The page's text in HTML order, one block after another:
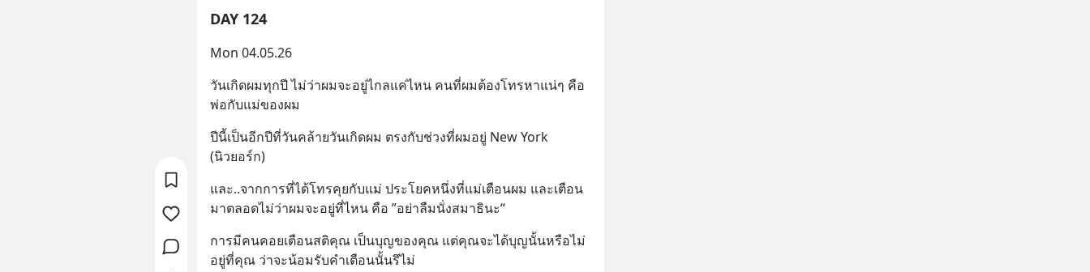
DAY 124
Mon 04.05.26
วันเกิดผมทุกปี ไม่ว่าผมจะอยู่ไกลแค่ไหน คนที่ผมต้องโทรหาแน่ๆ คือ
พ่อกับแม่ของผม
ปีนี้เป็นอีกปีที่วันคล้ายวันเกิดผม ตรงกับช่วงที่ผมอยู่ New York
(นิวยอร์ก)
และ..จากการที่ได้โทรคุยกับแม่ ประโยคหนึ่งที่แม่เตือนผม และเตือน
มาตลอดไม่ว่าผมจะอยู่ที่ไหน คือ ”อย่าลืมนั่งสมาธินะ“
การมีคนคอยเตือนสติคุณ เป็นบุญของคุณ แต่คุณจะได้บุญนั้นหรือไม่
อยู่ที่คุณ ว่าจะน้อมรับคำเตือนนั้นรึไม่